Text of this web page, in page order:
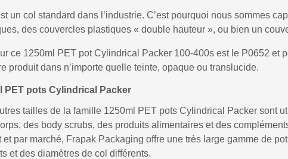
un col standard dans l’industrie. C’est pourquoi nous sommes
des couvercles plastiques « double hauteur », ou bien un
ce 1250ml PET pot Cylindrical Packer 100-400s est le P0652 et
produit dans n’importe quelle teinte, opaque ou translucide.
PET pots Cylindrical Packer
tailles de la famille 1250ml PET pots Cylindrical Packer sont
des body scrubs, des produits alimentaires et des
par marché, Frapak Packaging offre une très large gamme de
et des diamètres de col différents.